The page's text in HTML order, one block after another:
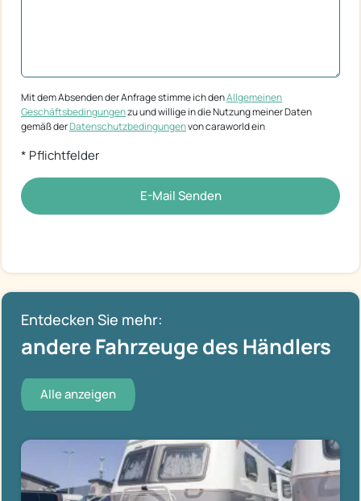
Mit dem Absenden der Anfrage stimme ich denAllgemeinen
Geschäftsbedingungenzu und willige in die Nutzung meiner Daten
gemäß derDatenschutzbedingungenvon caraworld ein
* Pflichtfelder
E-Mail Senden
Entdecken Sie mehr:
andere Fahrzeuge des Händlers
Alle anzeigen